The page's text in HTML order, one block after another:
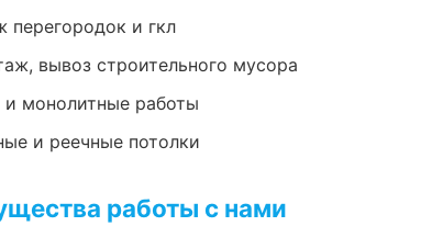
перегородок и гкл
вывоз строительного мусора
и монолитные работы
и реечные потолки
работы с нами